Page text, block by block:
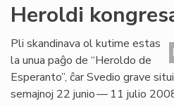
Heroldi
Pli skandinava ol kutime estas
la unua paĝo de “Heroldo de
Esperanto”, ĉar Svedio grave
semajnoj 22 junio — 11 julio